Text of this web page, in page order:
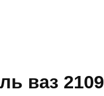
ваз 2109